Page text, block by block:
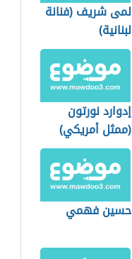
لمى شريف (فنانة
لبنانية)
إدوارد نورتون
(ممثل أمريكي)
حسين فهمي